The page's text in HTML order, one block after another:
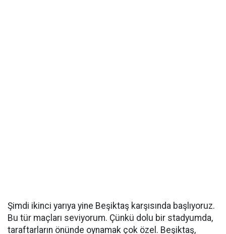
Şimdi ikinci yarıya yine Beşiktaş karşısında başlıyoruz.
Bu tür maçları seviyorum. Çünkü dolu bir stadyumda,
taraftarların önünde oynamak çok özel. Beşiktaş,